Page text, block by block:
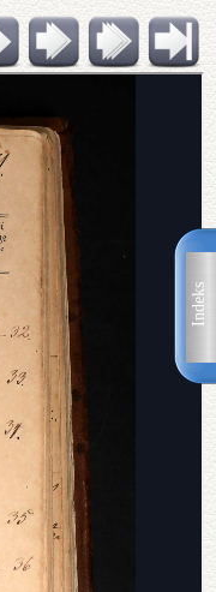
Indeks